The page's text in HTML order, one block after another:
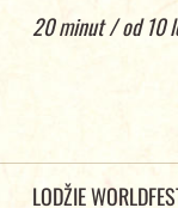
20 minut / od 10
LODŽIE